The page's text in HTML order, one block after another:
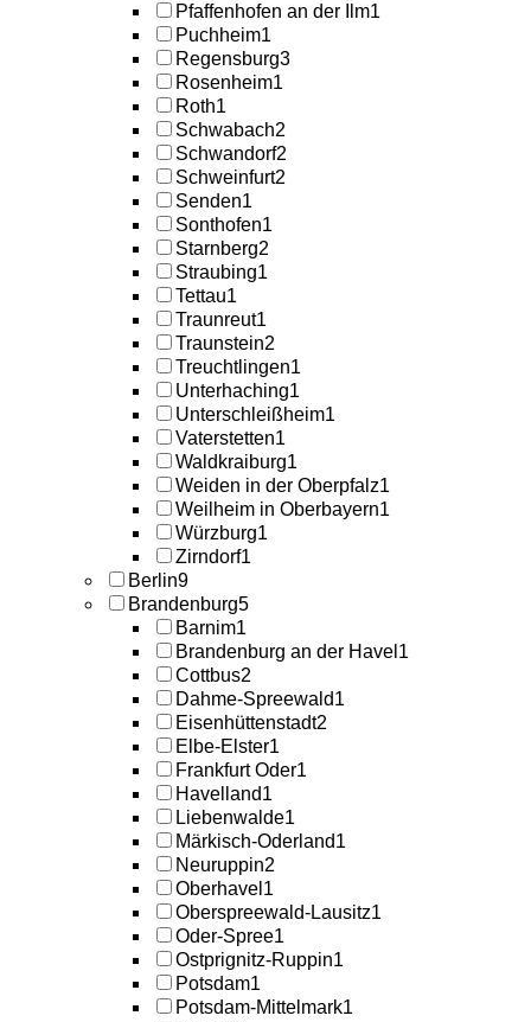
Pfaffenhofen an der Ilm1
Puchheim1
Regensburg3
Rosenheim1
Roth1
Schwabach2
Schwandorf2
Schweinfurt2
Senden1
Sonthofen1
Starnberg2
Straubing1
Tettau1
Traunreut1
Traunstein2
Treuchtlingen1
Unterhaching1
Unterschleißheim1
Vaterstetten1
Waldkraiburg1
Weiden in der Oberpfalz1
Weilheim in Oberbayern1
Würzburg1
Zirndorf1
Berlin9
Brandenburg5
Barnim1
Brandenburg an der Havel 1
Cottbus2
Dahme-Spreewald1
Eisenhüttenstadt2
Elbe-Elster1
Frankfurt Oder1
Havelland1
Liebenwalde1
Märkisch-Oderland1
Neuruppin2
Oberhavel 1
Oberspreewald-Lausitz1
Oder-Spree1
Ostprignitz-Ruppin1
Potsdam1
Potsdam-Mittelmark1